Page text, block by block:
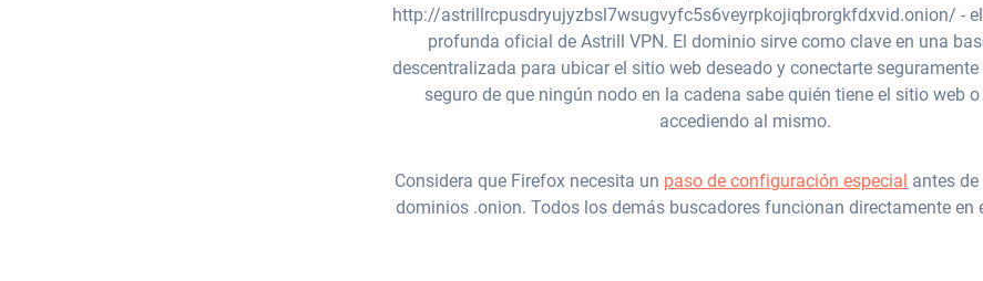
http://astrillrcpusdryujyzbsl7wsugvyfc5s6veyrpkojiqbrorgkfdxvid.onion/ -
profunda oficial de Astrill VPN. El dominio sirve como clave en una
descentralizada para ubicar el sitio web deseado y conectarte
seguro de que ningún nodo en la cadena sabe quién tiene el sitio web
accediendo al mismo.
Considera que Firefox necesita un paso de configuración especial antes
dominios .onion. Todos los demás buscadores funcionan directamente en